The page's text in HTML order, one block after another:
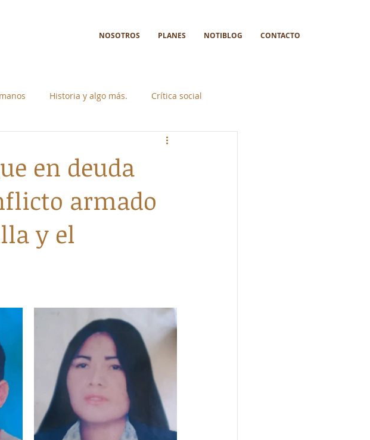
NOSOTROS PLANES NOTIBLOG CONTACTO
Historia y algo más. Crítica social
en deuda
armado
y el